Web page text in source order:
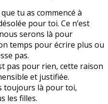
tu as commencé à
pour toi. Ce n’est
serons là pour
temps pour écrire plus ou
pas.
pas pour rien, cette raison
et justifiée.
toujours là pour toi,
les filles.